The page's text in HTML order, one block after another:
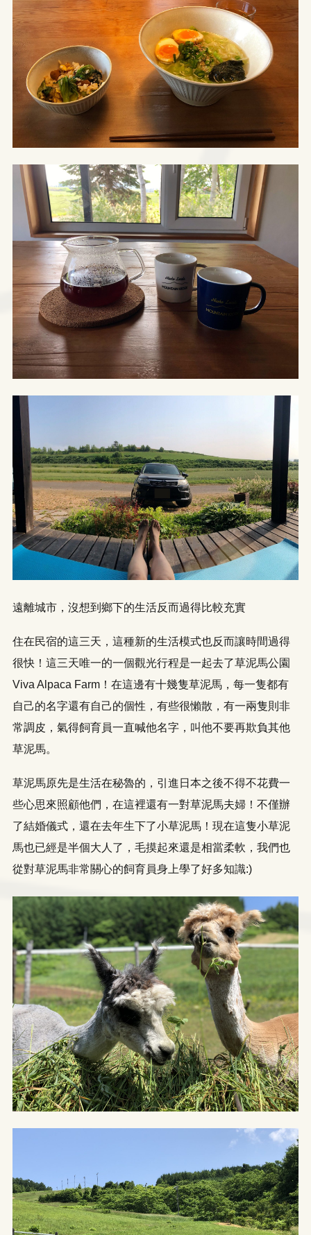
LINE WhatsApp
遠離城市，沒想到鄉下的生活反而過得比較充實
住在民宿的這三天，這種新的生活模式也反而讓時間過得
很快！這三天唯一的一個觀光行程是一起去了草泥馬公園
Viva Alpaca Farm！在這邊有十幾隻草泥馬，每一隻都有
自己的名字還有自己的個性，有些很懶散，有一兩隻則非
常調皮，氣得飼育員一直喊他名字，叫他不要再欺負其他
草泥馬。
草泥馬原先是生活在秘魯的，引進日本之後不得不花費一
些心思來照顧他們，在這裡還有一對草泥馬夫婦！不僅辦
了結婚儀式，還在去年生下了小草泥馬！現在這隻小草泥
馬也已經是半個大人了，毛摸起來還是相當柔軟，我們也
從對草泥馬非常關心的飼育員身上學了好多知識:)